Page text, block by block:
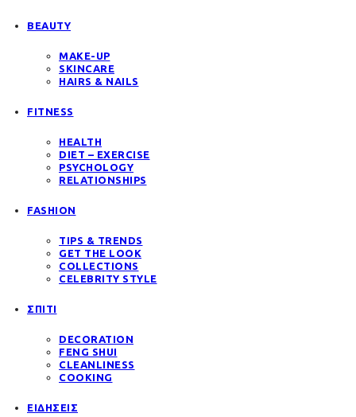
BEAUTY
MAKE-UP
SKINCARE
HAIRS & NAILS
FITNESS
HEALTH
DIET – EXERCISE
PSYCHOLOGY
RELATIONSHIPS
FASHION
TIPS & TRENDS
GET THE LOOK
COLLECTIONS
CELEBRITY STYLE
ΣΠΙΤΙ
DECORATION
FENG SHUI
CLEANLINESS
COOKING
ΕΙΔΗΣΕΙΣ